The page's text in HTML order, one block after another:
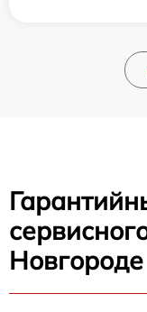
Новгороде